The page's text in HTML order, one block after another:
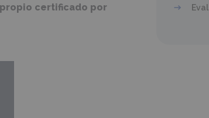
certificado por